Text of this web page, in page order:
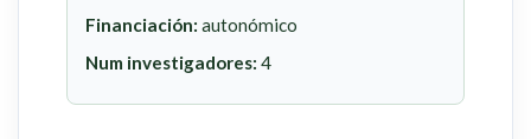
Financiación: autonómico
Num investigadores: 4